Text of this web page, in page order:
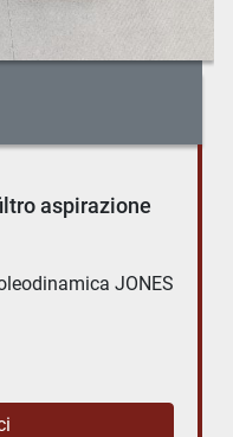
aspirazione
JONES